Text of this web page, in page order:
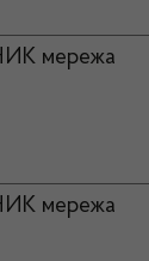
мережа
мережа